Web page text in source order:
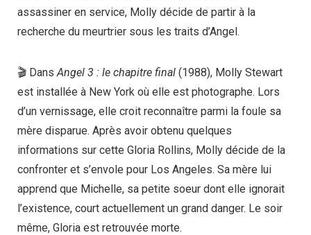
assassiner en service, Molly décide de partir à la
recherche du meurtrier sous les traits d’Angel.
🎬 DansAngel 3 : le chapitre final (1988), Molly Stewart
est installée à New York où elle est photographe. Lors
d’un vernissage, elle croit reconnaître parmi la foule sa
mère disparue. Après avoir obtenu quelques
informations sur cette Gloria Rollins, Molly décide de la
confronter et s’envole pour Los Angeles. Sa mère lui
apprend que Michelle, sa petite soeur dont elle ignorait
l’existence, court actuellement un grand danger. Le soir
même, Gloria est retrouvée morte.